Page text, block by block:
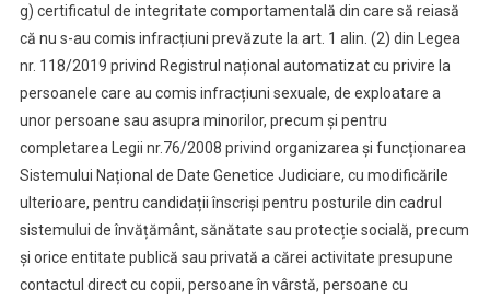
g) certificatul de integritate comportamentală din care să reiasă
că nu s-au comis infracțiuni prevăzute la art. 1 alin. (2) din Legea
nr. 118/2019 privind Registrul național automatizat cu privire la
persoanele care au comis infracțiuni sexuale, de exploatare a
unor persoane sau asupra minorilor, precum și pentru
completarea Legii nr.76/2008 privind organizarea și funcționarea
Sistemului Național de Date Genetice Judiciare, cu modificările
ulterioare, pentru candidații înscriși pentru posturile din cadrul
sistemului de învățământ, sănătate sau protecție socială, precum
și orice entitate publică sau privată a cărei activitate presupune
contactul direct cu copii, persoane în vârstă, persoane cu